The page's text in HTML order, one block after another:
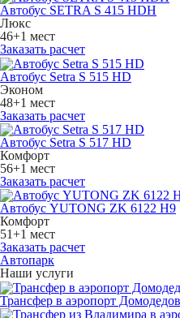
Автобус SETRA S 415 HDH
Люкс
46+1 мест
Заказать расчет
Автобус Setra S 515 HD
Эконом
48+1 мест
Заказать расчет
Автобус Setra S 517 HD
Комфорт
56+1 мест
Заказать расчет
Автобус YUTONG ZK 6122 H9
Комфорт
51+1 мест
Заказать расчет
Автопарк
Наши услуги
Трансфер в аэропорт